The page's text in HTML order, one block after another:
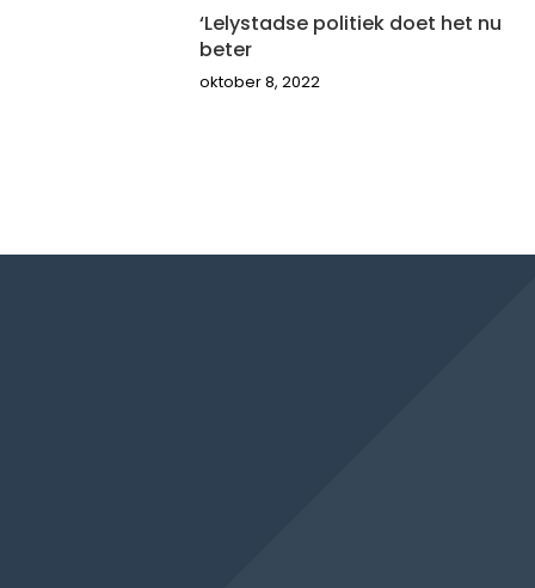
‘Lelystadse politiek doet het nu
beter
oktober 8, 2022